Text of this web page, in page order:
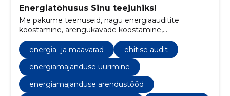
Energiatõhusus Sinu teejuhiks!
Me pakume teenuseid, nagu energiaauditite
koostamine, arengukavade koostamine,
energiamajanduse ekspertiisi, konsultatsioone ja
uurimistööd kõikidele energiasektori vajadustele.
energia- ja maavarad
ehitise audit
energiamajanduse uurimine
energiamajanduse arendustööd